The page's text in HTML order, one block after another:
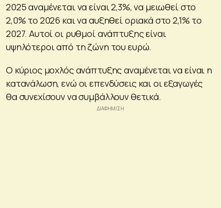
2025 αναμένεται να είναι 2,3%, να μειωθεί στο
2,0% το 2026 και να αυξηθεί οριακά στο 2,1% το
2027. Αυτοί οι ρυθμοί ανάπτυξης είναι
υψηλότεροι από τη ζώνη του ευρώ.
Ο κύριος μοχλός ανάπτυξης αναμένεται να είναι η
κατανάλωση, ενώ οι επενδύσεις και οι εξαγωγές
θα συνεχίσουν να συμβάλλουν θετικά.